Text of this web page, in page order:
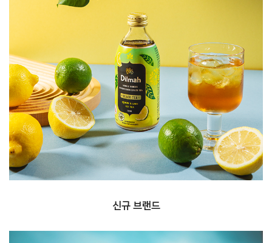
새로운 브랜드, 음료를 발굴하여 국내에 '첫' 선
보입니다.
신규 브랜드